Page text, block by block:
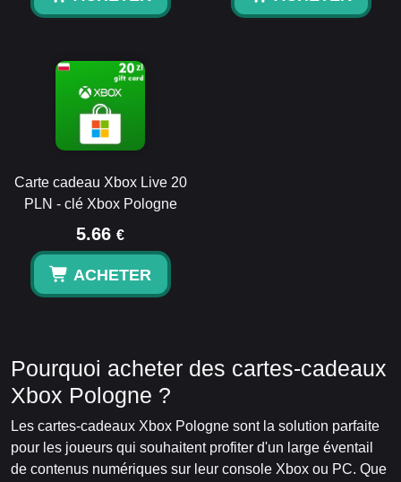
Carte cadeau Xbox Live 20
PLN - clé Xbox Pologne
5.66 €
ACHETER
Pourquoi acheter des cartes-cadeaux
Xbox Pologne ?
Les cartes-cadeaux Xbox Pologne sont la solution parfaite
pour les joueurs qui souhaitent profiter d'un large éventail
de contenus numériques sur leur console Xbox ou PC. Que